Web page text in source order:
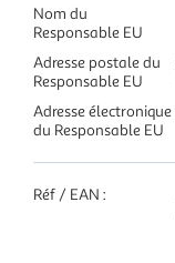
Nom du
Responsable EU
Adresse postale du
Responsable EU
Adresse électronique
du Responsable EU
Réf / EAN :